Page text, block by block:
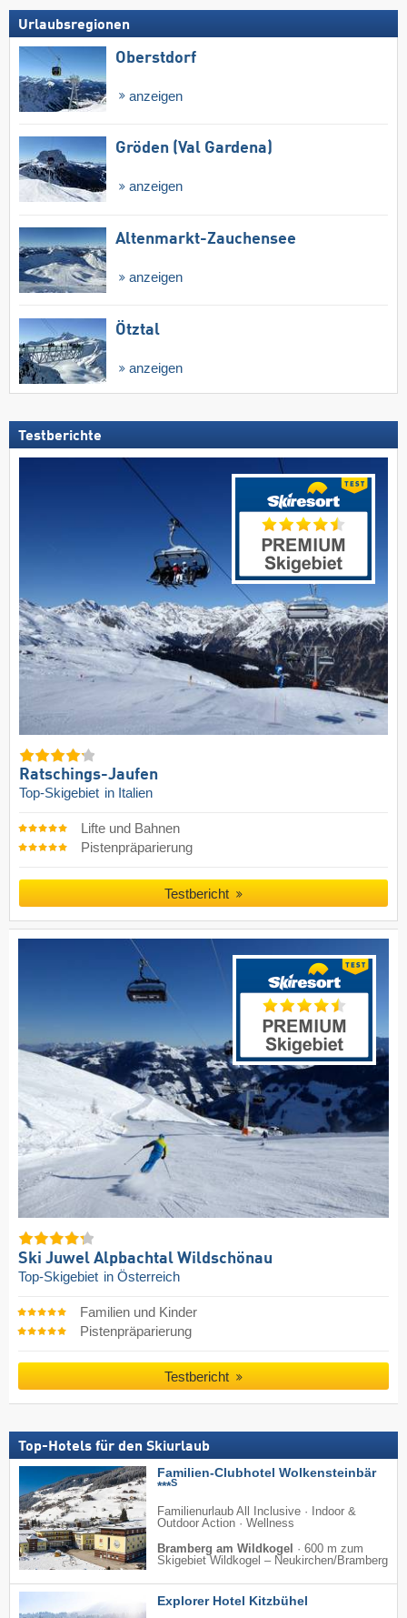
Urlaubsregionen
Oberstdorf
anzeigen
Gröden (Val Gardena)
anzeigen
Altenmarkt-Zauchensee
anzeigen
Ötztal
anzeigen
Testberichte
Ratschings-Jaufen
Top-Skigebiet in Italien
Lifte und Bahnen
Pistenpräparierung
Testbericht
Ski Juwel Alpbachtal Wildschönau
Top-Skigebiet in Österreich
Familien und Kinder
Pistenpräparierung
Testbericht
Top-Hotels für den Skiurlaub
Familien-Clubhotel Wolkensteinbär
***S
Familienurlaub All Inclusive · Indoor &
Outdoor Action · Wellness
Bramberg am Wildkogel
· 600 m zum
Skigebiet Wildkogel – Neukirchen/​Bramberg
Explorer Hotel Kitzbühel